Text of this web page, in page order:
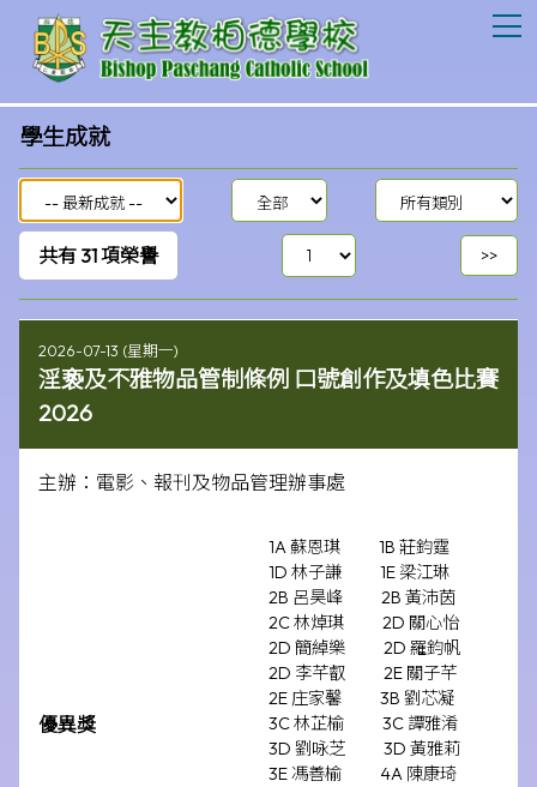
學生成就
共有 31項榮譽
2026-07-13 (星期一)
淫亵及不雅物品管制條例 口號創作及填色比賽
2026
主辦：電影、報刊及物品管理辦事處
優異獎
1A 蘇恩琪
1B 莊鈞霆
1D 林子謙
1E 梁江琳
2B 呂昊峰
2B 黃沛茵
2C 林焯琪
2D 關心怡
2D 簡綽樂
2D 羅鈞帆
2D 李芊叡
2E 關子芊
2E 庄家馨
3B 劉芯凝
3C 林芷榆
3C 譚雅淆
3D 劉咏芝
3D 黃雅莉
3E 馮善榆
4A 陳康琦